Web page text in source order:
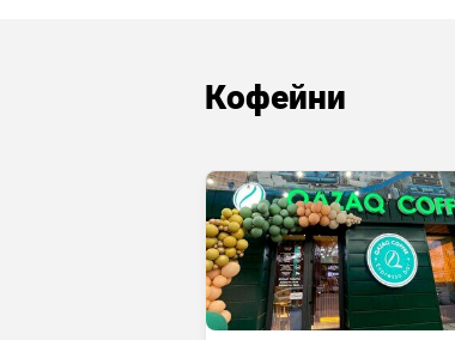
Кофейни